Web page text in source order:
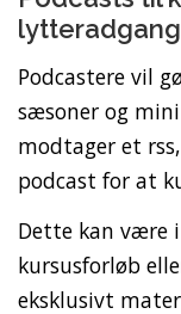
lytteradgang
Podcastere vil
sæsoner og
modtager et
podcast for at
Dette kan være
kursusforløb
eksklusivt